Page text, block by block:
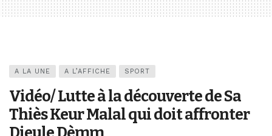
A LA UNE A L’AFFICHE SPORT
Vidéo/ Lutte à la découverte de Sa
Thiès Keur Malal qui doit affronter